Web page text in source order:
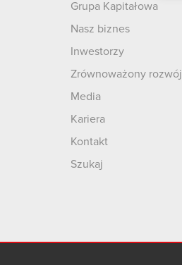
Grupa Kapitałowa
Nasz biznes
Inwestorzy
Zrównoważony rozwój
Media
Kariera
Kontakt
Szukaj